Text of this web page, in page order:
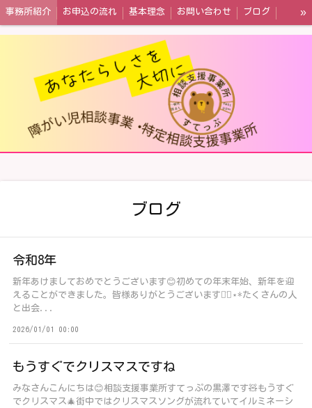
事務所紹介 お申込の流れ 基本理念 お問い合わせ ブログ
情報公開
»
ブログ
令和8年
新年あけましておめでとうございます😊初めての年末年始、新年を迎
えることができました。皆様ありがとうございます◡̈⃝︎⋆︎*たくさんの人
と出会...
2026/01/01 00:00
もうすぐでクリスマスですね
みなさんこんにちは😊相談支援事業所すてっぷの黒澤です🧸もうすぐ
でクリスマス🎄街中ではクリスマスソングが流れていてイルミネーシ